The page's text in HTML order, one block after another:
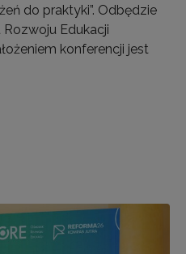
do praktyki”. Odbędzie
Edukacji
konferencji jest